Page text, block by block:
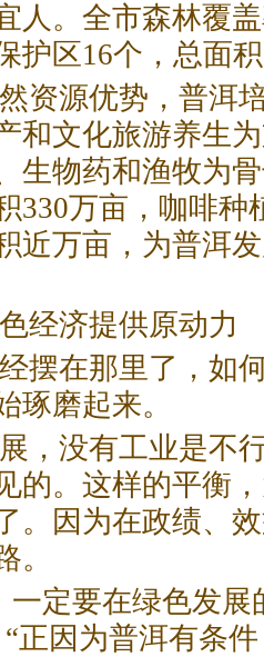
人。全市森林覆
护区16个，总面
资源优势，普洱
和文化旅游养生
生物药和渔牧为
330万亩，咖啡种
近万亩，为普洱
经济提供原动力
摆在那里了，如
琢磨起来。
，没有工业是不
的。这样的平衡
。因为在政绩、
。
一定要在绿色发
正因为普洱有条